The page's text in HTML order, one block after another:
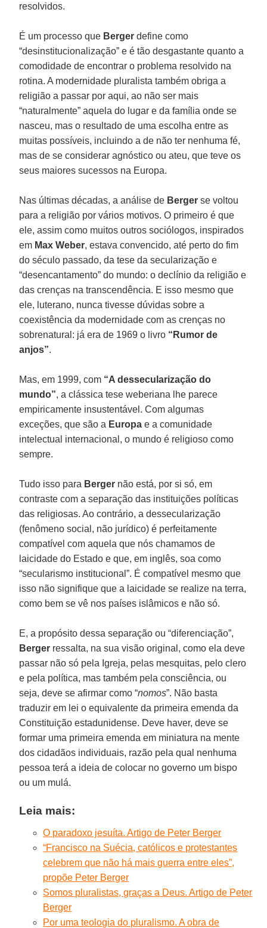
resolvidos.
É um processo que Berger define como
“desinstitucionalização” e é tão desgastante quanto a
comodidade de encontrar o problema resolvido na
rotina. A modernidade pluralista também obriga a
religião a passar por aqui, ao não ser mais
“naturalmente” aquela do lugar e da família onde se
nasceu, mas o resultado de uma escolha entre as
muitas possíveis, incluindo a de não ter nenhuma fé,
mas de se considerar agnóstico ou ateu, que teve os
seus maiores sucessos na Europa.
Nas últimas décadas, a análise de Berger se voltou
para a religião por vários motivos. O primeiro é que
ele, assim como muitos outros sociólogos, inspirados
em Max Weber, estava convencido, até perto do fim
do século passado, da tese da secularização e
“desencantamento” do mundo: o declínio da religião e
das crenças na transcendência. E isso mesmo que
ele, luterano, nunca tivesse dúvidas sobre a
coexistência da modernidade com as crenças no
sobrenatural: já era de 1969 o livro “Rumor de
anjos”.
Mas, em 1999, com “A dessecularização do
mundo”, a clássica tese weberiana lhe parece
empiricamente insustentável. Com algumas
exceções, que são a Europa e a comunidade
intelectual internacional, o mundo é religioso como
sempre.
Tudo isso para Berger não está, por si só, em
contraste com a separação das instituições políticas
das religiosas. Ao contrário, a dessecularização
(fenômeno social, não jurídico) é perfeitamente
compatível com aquela que nós chamamos de
laicidade do Estado e que, em inglês, soa como
“secularismo institucional”. É compatível mesmo que
isso não signifique que a laicidade se realize na terra,
como bem se vê nos países islâmicos e não só.
E, a propósito dessa separação ou “diferenciação”,
Berger ressalta, na sua visão original, como ela deve
passar não só pela Igreja, pelas mesquitas, pelo clero
e pela política, mas também pela consciência, ou
seja, deve se afirmar como “nomos”. Não basta
traduzir em lei o equivalente da primeira emenda da
Constituição estadunidense. Deve haver, deve se
formar uma primeira emenda em miniatura na mente
dos cidadãos individuais, razão pela qual nenhuma
pessoa terá a ideia de colocar no governo um bispo
ou um mulá.
Leia mais:
O paradoxo jesuíta. Artigo de Peter Berger
“Francisco na Suécia, católicos e protestantes
celebrem que não há mais guerra entre eles”,
propõe Peter Berger
Somos pluralistas, graças a Deus. Artigo de Peter
Berger
Por uma teologia do pluralismo. A obra de